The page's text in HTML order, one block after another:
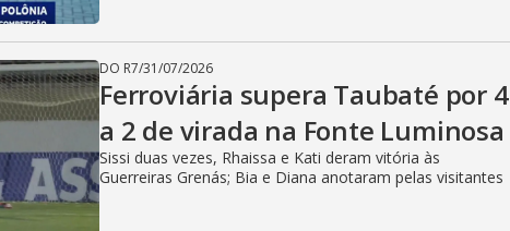
DO R7/31/07/2026
Ferroviária supera Taubaté por 4
a 2 de virada na Fonte Luminosa
Sissi duas vezes, Rhaissa e Kati deram vitória às
Guerreiras Grenás; Bia e Diana anotaram pelas visitantes